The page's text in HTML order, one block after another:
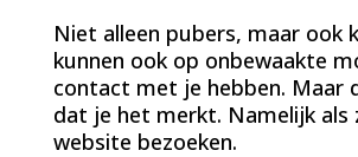
Niet alleen pubers, maar ook
kunnen ook op onbewaakte
contact met je hebben. Maar
dat je het merkt. Namelijk als
website bezoeken.